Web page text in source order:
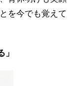
を今でも覚えて